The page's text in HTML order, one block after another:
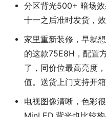
分区背光500+ 暗场
十一之后准时发货，效
家里重新装修，早就
的这款75E8H，配置
了，同价位最高亮度
值。送货上门支持开
电视图像清晰，色彩